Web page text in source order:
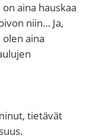
aina hauskaa
niin… Ja,
aina
tietävät